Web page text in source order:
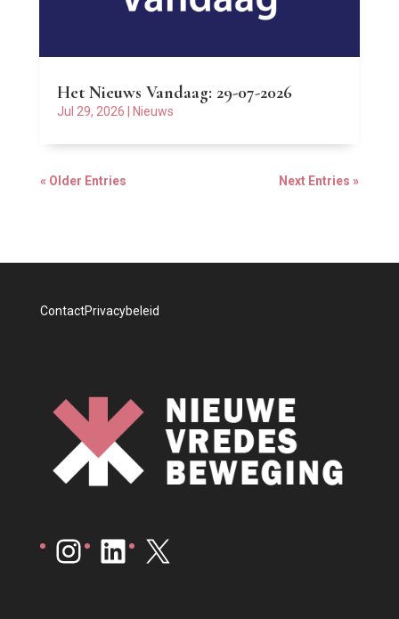
Het Nieuws Vandaag: 29-07-2026
Jul 29, 2026 Nieuws
« Older Entries Next Entries »
ContactPrivacybeleid
Instagram
LinkedIn
X